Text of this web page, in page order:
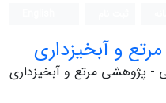
و آبخیزداری
- پژوهشی مرتع و آبخیزداری